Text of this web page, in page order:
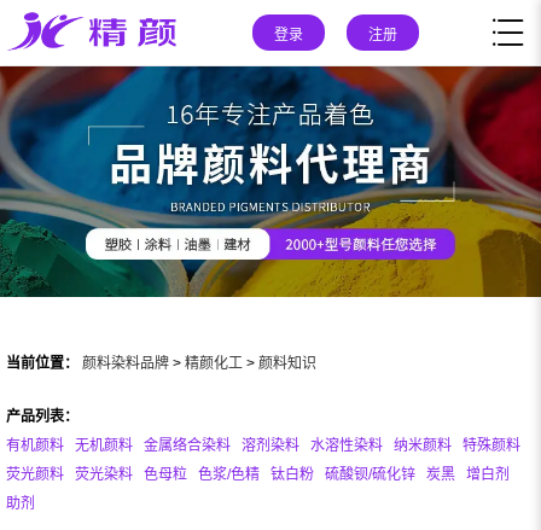
登录 注册
当前位置： 颜料染料品牌 > 精颜化工 > 颜料知识
产品列表：
有机颜料
无机颜料 金属络合染料 溶剂染料 水溶性染料 纳米颜料
特殊颜料
荧光颜料
荧光染料 色母粒 色浆/色精 钛白粉 硫酸钡/硫化锌 炭黑
增白剂
助剂